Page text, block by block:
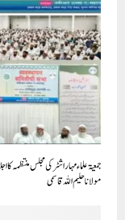
جمعیۃعلماء مہاراشٹر کی مجلس
مولانا حلیم اللہ قاسمی